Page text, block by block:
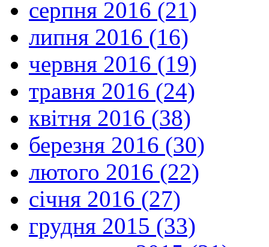
серпня 2016 (21)
липня 2016 (16)
червня 2016 (19)
травня 2016 (24)
квітня 2016 (38)
березня 2016 (30)
лютого 2016 (22)
січня 2016 (27)
грудня 2015 (33)